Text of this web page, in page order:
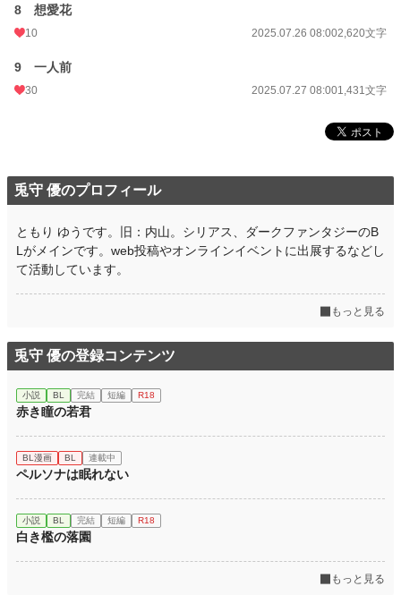
8 想愛花
10 2025.07.26 08:002,620文字
9 一人前
30 2025.07.27 08:001,431文字
兎守 優のプロフィール
ともり ゆうです。旧：内山。シリアス、ダークファンタジーのB
Lがメインです。web投稿やオンラインイベントに出展するなどし
て活動しています。
もっと見る
兎守 優の登録コンテンツ
小説 BL 完結 短編 R18
赤き瞳の若君
BL漫画 BL 連載中
ペルソナは眠れない
小説 BL 完結 短編 R18
白き檻の落園
もっと見る